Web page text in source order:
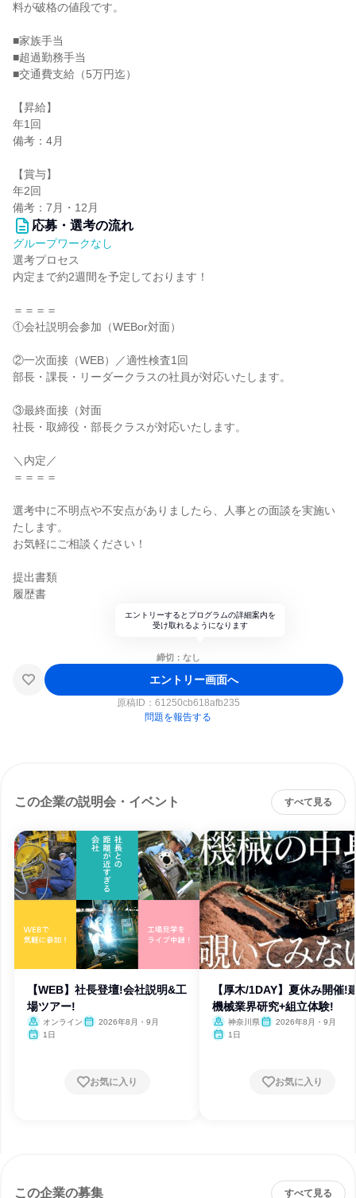
料が破格の値段です。
■家族手当
■超過勤務手当
■交通費支給（5万円迄）
【昇給】
年1回
備考：4月
【賞与】
年2回
備考：7月・12月
応募・選考の流れ
グループワークなし
選考プロセス
内定まで約2週間を予定しております！
＝＝＝＝
①会社説明会参加（WEBor対面）
②一次面接（WEB）／適性検査1回
部長・課長・リーダークラスの社員が対応いたします。
③最終面接（対面
社長・取締役・部長クラスが対応いたします。
＼内定／
＝＝＝＝
選考中に不明点や不安点がありましたら、人事との面談を実施い
たします。
お気軽にご相談ください！
提出書類
履歴書
エントリーするとプログラムの詳細案内を
受け取れるようになります
締切：なし
エントリー画面へ
原稿ID： 61250cb618afb235
問題を報告する
この企業の説明会・イベント すべて見る
【WEB】社長登壇!会社説明&工
場ツアー!
オンライン
2026年8月・9月
1日
お気に入り
【厚木/1DAY】夏休み開催!
機械業界研究+組立体験!
神奈川県
2026年8月・9月
1日
お気に入り
この企業の募集 すべて見る